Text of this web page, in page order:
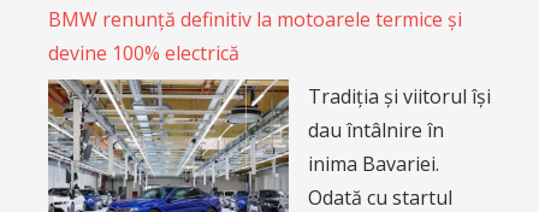
BMW renunță definitiv la motoarele termice și
devine 100% electrică
Tradiția și viitorul își
dau întâlnire în
inima Bavariei.
Odată cu startul